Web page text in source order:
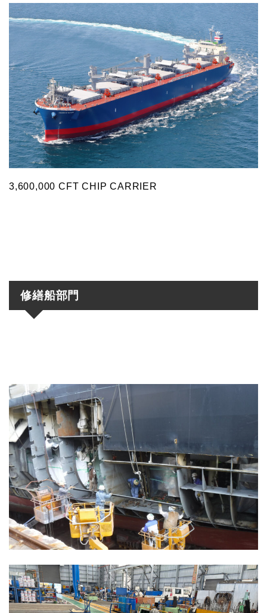
3,600,000 CFT CHIP CARRIER
修繕船部門